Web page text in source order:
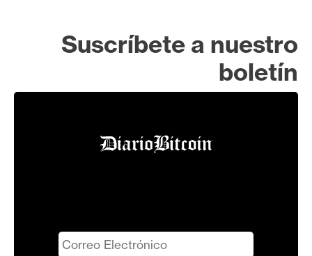
Suscríbete a nuestro
boletín